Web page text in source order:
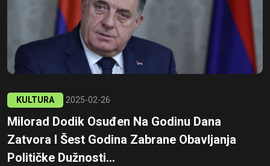
KULTURA 2025-02-26
Milorad Dodik Osuđen Na Godinu Dana
Zatvora I Šest Godina Zabrane Obavljanja
Političke Dužnosti...